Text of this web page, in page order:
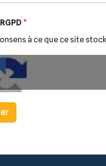
*
à ce que ce site